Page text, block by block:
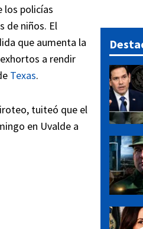
los policías
de niños. El
que aumenta la
a rendir
Texas.
tuiteó que el
en Uvalde a